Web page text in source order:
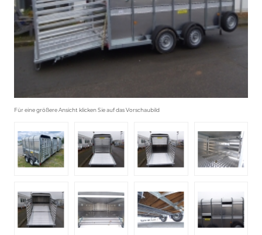
Für eine größere Ansicht klicken Sie auf das Vorschaubild